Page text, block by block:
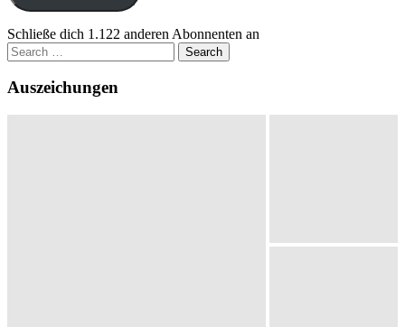
Schließe dich 1.122 anderen Abonnenten an
Search
for:
Auszeichungen